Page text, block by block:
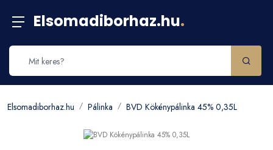
Elsomadiborhaz.hu.
Elsomadiborhaz.hu Pálinka BVD Kökénypálinka 45% 0,35L